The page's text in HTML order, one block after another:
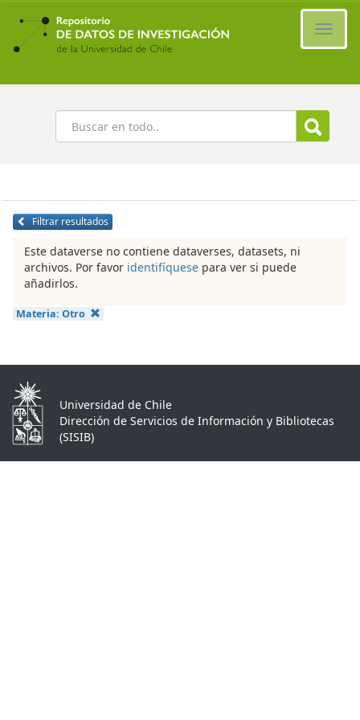
Ir
contenido
principal
Buscar
Filtrar resultados
Este dataverse no contiene dataverses, datasets, ni
archivos. Por favor identifíquese para ver si puede
añadirlos.
Materia: Otro
Universidad de Chile
Dirección de Servicios de Información y Bibliotecas
(SISIB)